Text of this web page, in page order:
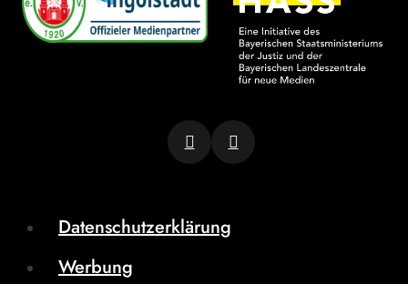
Datenschutzerklärung
Werbung